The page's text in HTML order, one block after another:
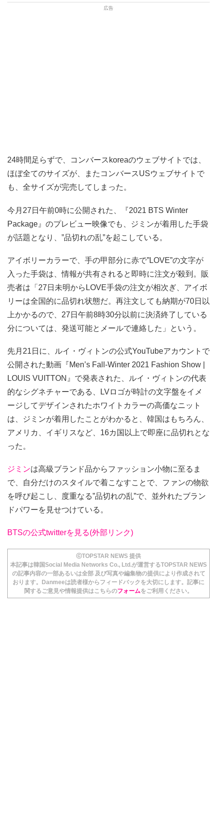
24時間足らずで、コンバースkoreaのウェブサイトでは、
ほぼ全てのサイズが、またコンバースUSウェブサイトで
も、全サイズが完売してしまった。
今月27日午前0時に公開された、『2021 BTS Winter
Package』のプレビュー映像でも、ジミンが着用した手袋
が話題となり、”品切れの乱”を起こしている。
アイボリーカラーで、手の甲部分に赤で”LOVE”の文字が
入った手袋は、情報が共有されると即時に注文が殺到。販
売者は「27日未明からLOVE手袋の注文が相次ぎ、アイボ
リーは全国的に品切れ状態だ。再注文しても納期が70日以
上かかるので、27日午前8時30分以前に決済終了している
分については、発送可能とメールで連絡した」という。
先月21日に、ルイ・ヴィトンの公式YouTubeアカウントで
公開された動画『Men’s Fall-Winter 2021 Fashion Show |
LOUIS VUITTON』で発表された、ルイ・ヴィトンの代表
的なシグネチャーである、LVロゴが時計の文字盤をイメ
ージしてデザインされたホワイトカラーの高価なニット
は、ジミンが着用したことがわかると、韓国はもちろん、
アメリカ、イギリスなど、16カ国以上で即座に品切れとな
った。
ジミンは高級ブランド品からファッション小物に至るま
で、自分だけのスタイルで着こなすことで、ファンの物欲
を呼び起こし、度重なる”品切れの乱”で、並外れたブラン
ドパワーを見せつけている。
BTSの公式twitterを見る(外部リンク)
ⓒTOPSTAR NEWS 提供
本記事は韓国Social Media Networks Co., Ltd.が運営するTOPSTAR NEWS
の記事内容の一部あるいは全部 及び写真や編集物の提供により作成されて
おります。Danmeeは読者様からフィードバックを大切にします。記事に
関するご意見や情報提供はこちらのフォームをご利用ください。